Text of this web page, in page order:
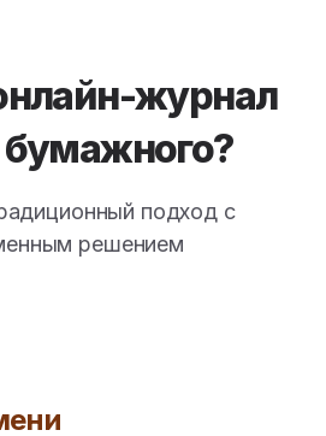
журнал
подход с
решением